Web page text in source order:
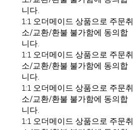
니다.
1:1 오더메이드 상품으로 주문취
소/교환/환불 불가함에 동의합
니다.
1:1 오더메이드 상품으로 주문취
소/교환/환불 불가함에 동의합
니다.
1:1 오더메이드 상품으로 주문취
소/교환/환불 불가함에 동의합
니다.
1:1 오더메이드 상품으로 주문취